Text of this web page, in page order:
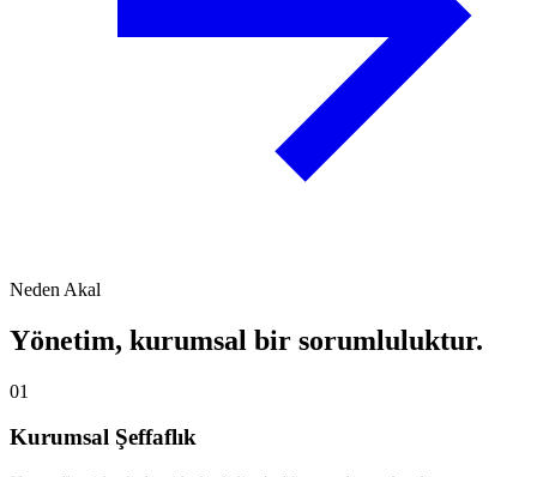
Neden Akal
Yönetim, kurumsal bir sorumluluktur.
01
Kurumsal Şeffaflık